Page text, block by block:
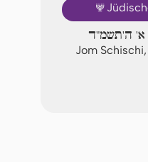
🕎
א' ה'תשמ"ד
Jom